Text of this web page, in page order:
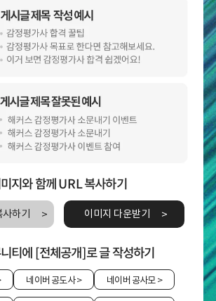
지와 함께 URL 복사하기
하기 이미지 다운받기
티에 [전체공개]로 글 작성하기
네이버 공도사> 네이버 공사모>